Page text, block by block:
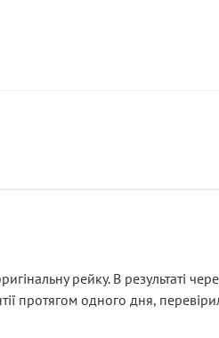
рейку. В результаті
протягом одного дня,